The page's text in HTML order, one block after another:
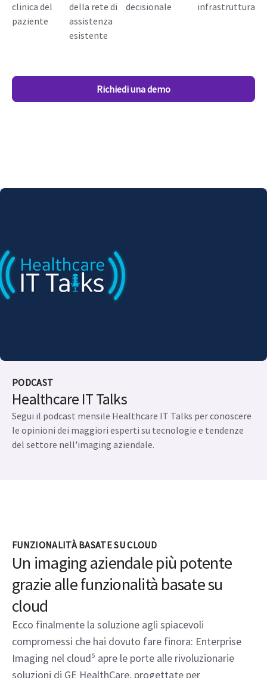
clinica del
paziente
della rete di
assistenza
esistente
decisionale
infrastruttura
Richiedi una demo
PODCAST
Healthcare IT Talks
Segui il podcast mensile Healthcare IT Talks per conoscere
le opinioni dei maggiori esperti su tecnologie e tendenze
del settore nell'imaging aziendale.
FUNZIONALITÀ BASATE SU CLOUD
Un imaging aziendale più potente
grazie alle funzionalità basate su
cloud
Ecco finalmente la soluzione agli spiacevoli
compromessi che hai dovuto fare finora: Enterprise
Imaging nel cloud⁵ apre le porte alle rivoluzionarie
soluzioni di GE HealthCare, progettate per